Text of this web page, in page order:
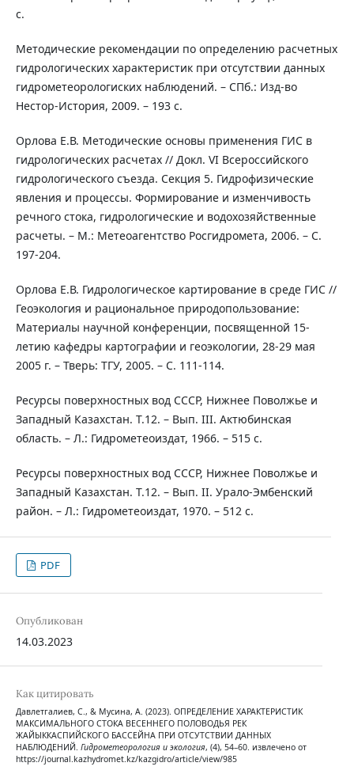
с.
Методические рекомендации по определению расчетных
гидрологических характеристик при отсутствии данных
гидрометеорологиских наблюдений. – СПб.: Изд-во
Нестор-История, 2009. – 193 с.
Орлова Е.В. Методические основы применения ГИС в
гидрологических расчетах // Докл. VI Всероссийского
гидрологического съезда. Секция 5. Гидрофизические
явления и процессы. Формирование и изменчивость
речного стока, гидрологические и водохозяйственные
расчеты. – М.: Метеоагентство Росгидромета, 2006. – С.
197-204.
Орлова Е.В. Гидрологическое картирование в среде ГИС //
Геоэкология и рациональное природопользование:
Материалы научной конференции, посвященной 15-
летию кафедры картографии и геоэкологии, 28-29 мая
2005 г. – Тверь: ТГУ, 2005. – С. 111-114.
Ресурсы поверхностных вод СССР, Нижнее Поволжье и
Западный Казахстан. Т.12. – Вып. III. Актюбинская
область. – Л.: Гидрометеоиздат, 1966. – 515 с.
Ресурсы поверхностных вод СССР, Нижнее Поволжье и
Западный Казахстан. Т.12. – Вып. II. Урало-Эмбенский
район. – Л.: Гидрометеоиздат, 1970. – 512 с.
PDF
Опубликован
14.03.2023
Как цитировать
Давлетгалиев, С., & Мусина, А. (2023). ОПРЕДЕЛЕНИЕ ХАРАКТЕРИСТИК
МАКСИМАЛЬНОГО СТОКА ВЕСЕННЕГО ПОЛОВОДЬЯ РЕК
ЖАЙЫККАСПИЙСКОГО БАССЕЙНА ПРИ ОТСУТСТВИИ ДАННЫХ
НАБЛЮДЕНИЙ. Гидрометеорология и экология, (4), 54–60. извлечено от
https://journal.kazhydromet.kz/kazgidro/article/view/985